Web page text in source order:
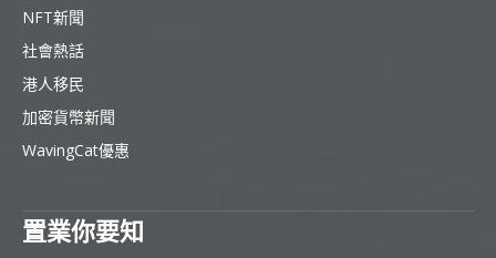
NFT新聞
社會熱話
港人移民
加密貨幣新聞
WavingCat優惠
置業你要知